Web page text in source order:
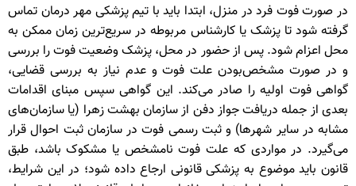
در صورت فوت فرد در منزل، ابتدا باید با تیم پزشکی مهر درمان تماس
گرفته شود تا پزشک یا کارشناس مربوطه در سریع‌ترین زمان ممکن به
محل اعزام شود. پس از حضور در محل، پزشک وضعیت فوت را بررسی
و در صورت مشخص‌بودن علت فوت و عدم نیاز به بررسی قضایی،
گواهی فوت اولیه را صادر می‌کند. این گواهی سپس مبنای اقدامات
بعدی از جمله دریافت جواز دفن از سازمان بهشت زهرا (یا سازمان‌های
مشابه در سایر شهرها) و ثبت رسمی فوت در سازمان ثبت احوال قرار
می‌گیرد. در مواردی که علت فوت نامشخص یا مشکوک باشد، طبق
قانون باید موضوع به پزشکی قانونی ارجاع داده شود؛ در این شرایط،